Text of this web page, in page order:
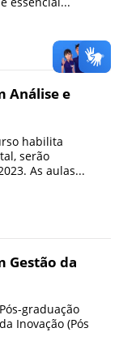
Análise e
habilita
serão
As aulas...
Gestão da
graduação
Inovação (Pós